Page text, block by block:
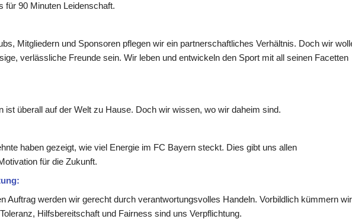
für 90 Minuten Leidenschaft.
Mitgliedern und Sponsoren pflegen wir ein partnerschaftliches Verhältnis. Doch wir
verlässliche Freunde sein. Wir leben und entwickeln den Sport mit all seinen Facetten
ist überall auf der Welt zu Hause. Doch wir wissen, wo wir daheim sind.
haben gezeigt, wie viel Energie im FC Bayern steckt. Dies gibt uns allen
für die Zukunft.
Auftrag werden wir gerecht durch verantwortungsvolles Handeln. Vorbildlich kümmern wir
Hilfsbereitschaft und Fairness sind uns Verpflichtung.